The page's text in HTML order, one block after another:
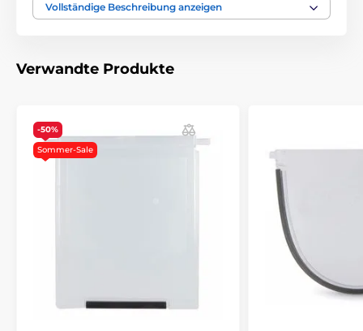
Zubehör türen
Vollständige Beschreibung anzeigen
Verwandte Produkte
-50%
Sommer-Sale